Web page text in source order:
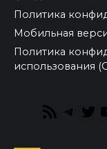
Политика
Мобильная
Политика
использования
RSS